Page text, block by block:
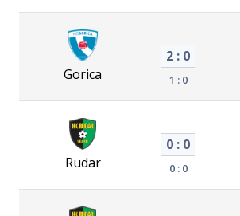
Gorica
2 : 0
1 : 0
Rudar
0 : 0
0 : 0